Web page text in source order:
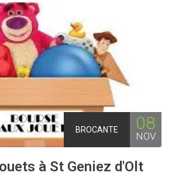
BROCANTE 08
NOV
à St Geniez d'Olt